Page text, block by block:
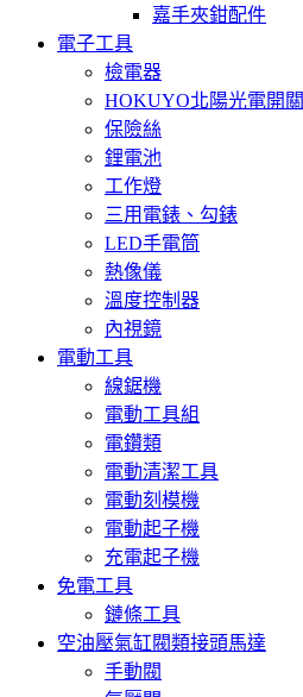
嘉手夾鉗配件
電子工具
檢電器
HOKUYO北陽光電開關
保險絲
鋰電池
工作燈
三用電錶、勾錶
LED手電筒
熱像儀
溫度控制器
內視鏡
電動工具
線鋸機
電動工具組
電鑽類
電動清潔工具
電動刻模機
電動起子機
充電起子機
免電工具
鏈條工具
空油壓氣缸閥類接頭馬達
手動閥